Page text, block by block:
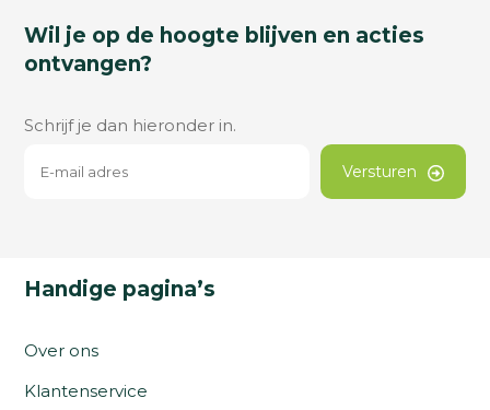
Wil je op de hoogte blijven en acties
ontvangen?
Schrijf je dan hieronder in.
Versturen
Handige pagina’s
Over ons
Klantenservice